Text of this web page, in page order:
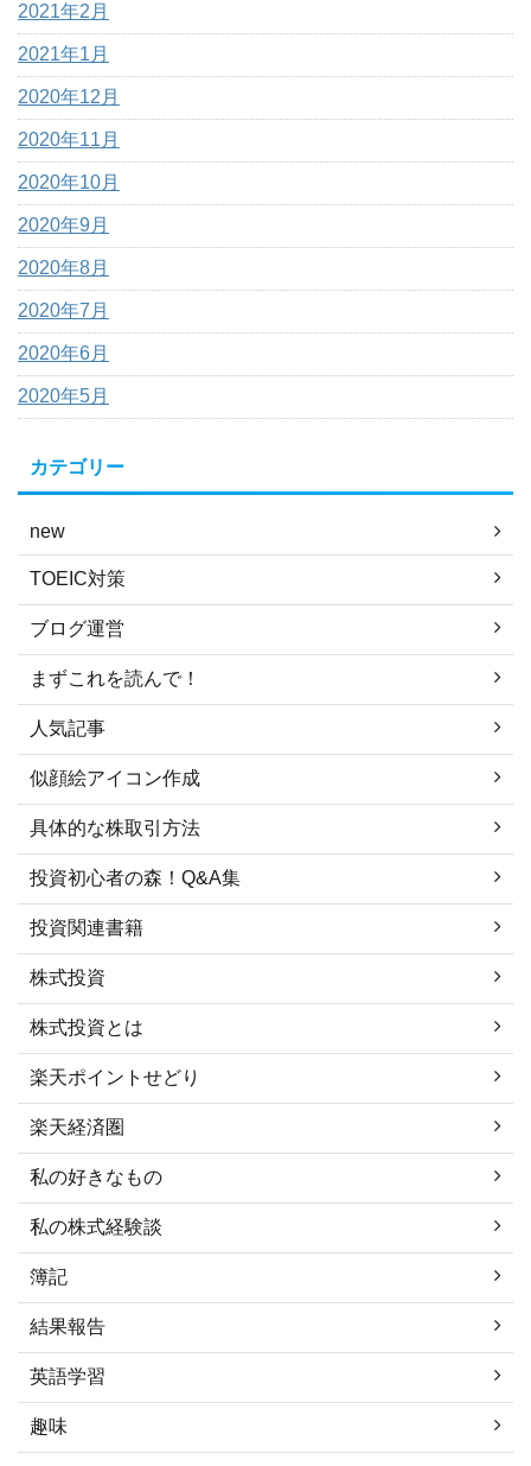
2021年2月
2021年1月
2020年12月
2020年11月
2020年10月
2020年9月
2020年8月
2020年7月
2020年6月
2020年5月
カテゴリー
new
TOEIC対策
ブログ運営
まずこれを読んで！
人気記事
似顔絵アイコン作成
具体的な株取引方法
投資初心者の森！Q&A集
投資関連書籍
株式投資
株式投資とは
楽天ポイントせどり
楽天経済圏
私の好きなもの
私の株式経験談
簿記
結果報告
英語学習
趣味